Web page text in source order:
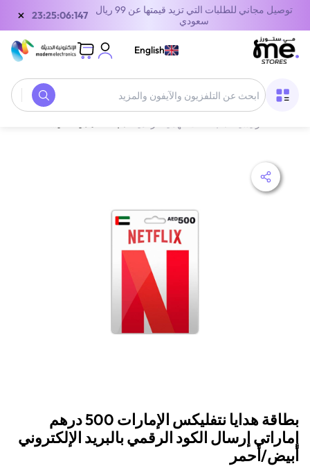
توصيل مجاني للطلبات التي تزيد قيمتها عن 99 ريال
سعودي
22:25:06:147
×
English
بطاقة هدايا نتفليكس الإمارات 500 درهم
إماراتي إرسال الكود الرقمي بالبريد الإلكتروني
أبيض/أحمر